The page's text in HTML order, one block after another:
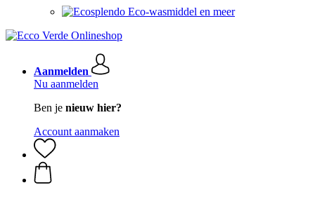
Eco-wasmiddel en meer
Aanmelden
Nu aanmelden
Ben je nieuw hier?
Account aanmaken